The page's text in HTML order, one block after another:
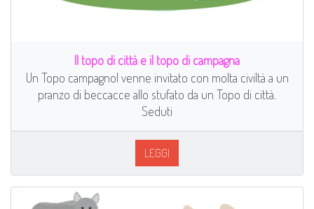
Il topo di città e il topo di campagna
Un Topo campagnol venne invitato con molta civiltà a un
pranzo di beccacce allo stufato da un Topo di città.
Seduti
LEGGI